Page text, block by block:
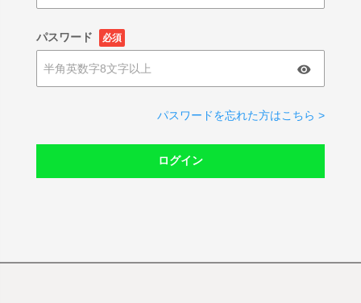
パスワード 必須
パスワードを忘れた方はこちら >
ログイン